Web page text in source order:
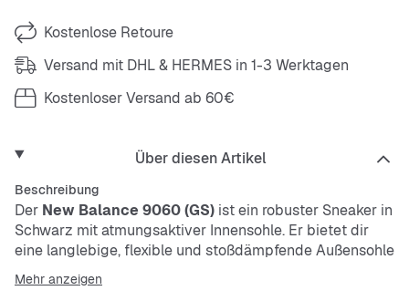
Kostenlose Retoure
Versand mit DHL & HERMES in 1-3 Werktagen
Kostenloser Versand ab 60€
Über diesen Artikel
Beschreibung
Der New Balance 9060 (GS) ist ein robuster Sneaker in
Schwarz mit atmungsaktiver Innensohle. Er bietet dir
eine langlebige, flexible und stoßdämpfende Außensohle
für maximalen Komfort. Der klassische Low-Cut und die
Schnürsenkel sorgen für einen sicheren Sitz.
Mehr anzeigen